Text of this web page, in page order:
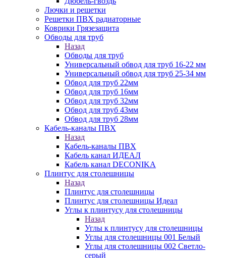
Лючки и решетки
Решетки ПВХ радиаторные
Коврики Грязезащита
Обводы для труб
Назад
Обводы для труб
Универсальный обвод для труб 16-22 мм
Универсальный обвод для труб 25-34 мм
Обвод для труб 22мм
Обвод для труб 16мм
Обвод для труб 32мм
Обвод для труб 43мм
Обвод для труб 28мм
Кабель-каналы ПВХ
Назад
Кабель-каналы ПВХ
Кабель канал ИДЕАЛ
Кабель канал DECONIKA
Плинтус для столешницы
Назад
Плинтус для столешницы
Плинтус для столешницы Идеал
Углы к плинтусу для столешницы
Назад
Углы к плинтусу для столешницы
Углы для столешницы 001 Белый
Углы для столешницы 002 Светло-
серый